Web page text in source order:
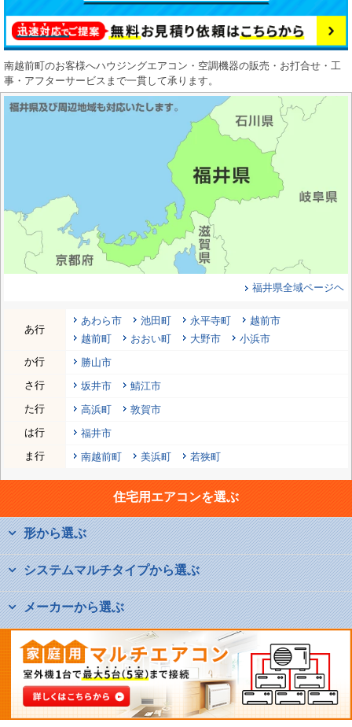
南越前町のお客様へハウジングエアコン・空調機器の販売・お打合せ・工
事・アフターサービスまで一貫して承ります。
福井県全域ページヘ
あ行
あわら市 池田町 永平寺町
越前市
越前町
おおい町 大野市
小浜市
か行
勝山市
さ行
坂井市
鯖江市
た行
高浜町
敦賀市
は行
福井市
ま行
南越前町 美浜町 若狭町
住宅用エアコンを選ぶ
形から選ぶ
システムマルチタイプから選ぶ
メーカーから選ぶ